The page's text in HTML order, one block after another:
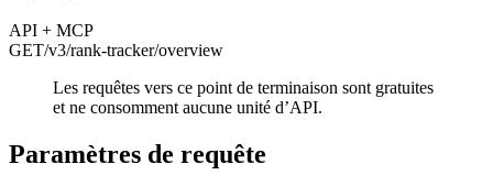
API + MCP
GET/v3/rank-tracker/overview
Les requêtes vers ce point de terminaison sont gratuites
et ne consomment aucune unité d’API.
Paramètres de requête